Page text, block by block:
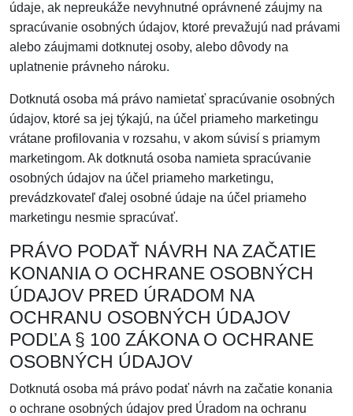
údaje, ak nepreukáže nevyhnutné oprávnené záujmy na
spracúvanie osobných údajov, ktoré prevažujú nad právami
alebo záujmami dotknutej osoby, alebo dôvody na
uplatnenie právneho nároku.
Dotknutá osoba má právo namietať spracúvanie osobných
údajov, ktoré sa jej týkajú, na účel priameho marketingu
vrátane profilovania v rozsahu, v akom súvisí s priamym
marketingom. Ak dotknutá osoba namieta spracúvanie
osobných údajov na účel priameho marketingu,
prevádzkovateľ ďalej osobné údaje na účel priameho
marketingu nesmie spracúvať.
PRÁVO PODAŤ NÁVRH NA ZAČATIE
KONANIA O OCHRANE OSOBNÝCH
ÚDAJOV PRED ÚRADOM NA
OCHRANU OSOBNÝCH ÚDAJOV
PODĽA § 100 ZÁKONA O OCHRANE
OSOBNÝCH ÚDAJOV
Dotknutá osoba má právo podať návrh na začatie konania
o ochrane osobných údajov pred Úradom na ochranu